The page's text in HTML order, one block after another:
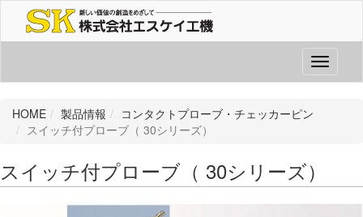
Toggle
HOME 製品情報
コンタクトプローブ・チェッカーピン
スイッチ付プローブ（ 30シリーズ）
スイッチ付プローブ（ 30シリーズ）